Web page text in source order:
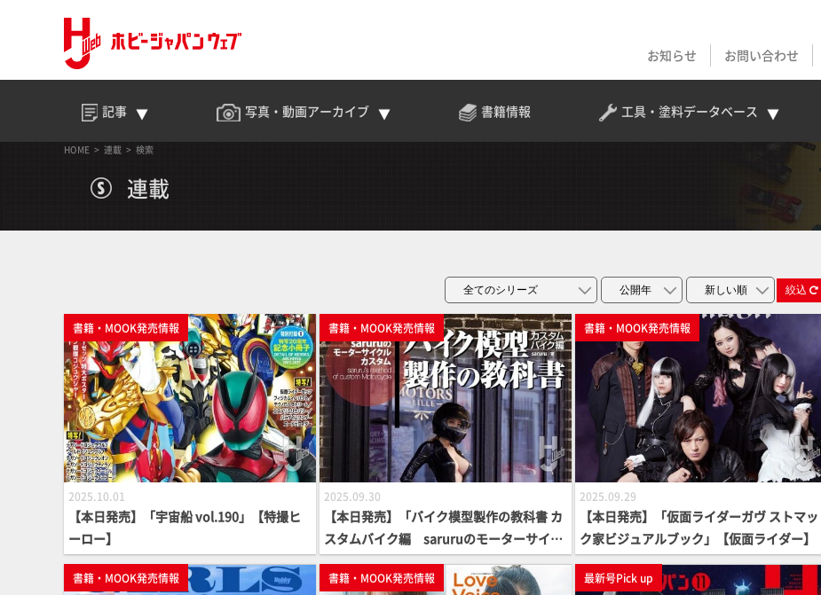
お知らせ
お問い合わせ
記事 写真・動画アーカイブ 書籍情報 工具・塗料データベース
HOME 連載 検索
連載
絞込
書籍・MOOK発売情報
2025.10.01
【本日発売】「宇宙船 vol.190」【特撮ヒ
ーロー】
書籍・MOOK発売情報
2025.09.30
【本日発売】「バイク模型製作の教科書 カ
スタムバイク編 saruruのモーターサイク
ルカスタム」【スケールモデル】
書籍・MOOK発売情報
2025.09.29
【本日発売】「仮面ライダーガヴ ストマッ
ク家ビジュアルブック」【仮面ライダー】
書籍・MOOK発売情報 書籍・MOOK発売情報 最新号Pick up